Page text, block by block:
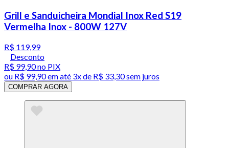
Grill e Sanduicheira Mondial Inox Red S19
Vermelha Inox - 800W 127V
R$ 119,99
Desconto
R$ 99,90no PIX
ou R$ 99,90em até 3x de R$ 33,30 sem juros
COMPRAR AGORA